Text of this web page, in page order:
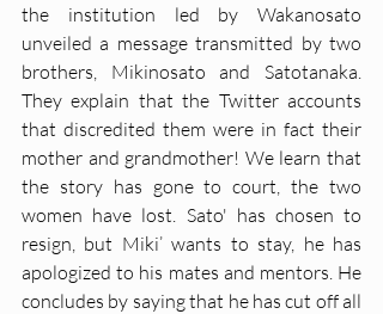
the institution led by Wakanosato
unveiled a message transmitted by two
brothers, Mikinosato and Satotanaka.
They explain that the Twitter accounts
that discredited them were in fact their
mother and grandmother! We learn that
the story has gone to court, the two
women have lost. Sato' has chosen to
resign, but Miki’ wants to stay, he has
apologized to his mates and mentors. He
concludes by saying that he has cut off all